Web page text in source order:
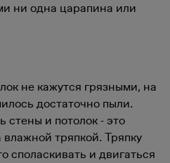
ни одна царапина или
не кажутся грязными, на
достаточно пыли.
стены и потолок - это
тряпкой. Тряпку
споласкивать и двигаться